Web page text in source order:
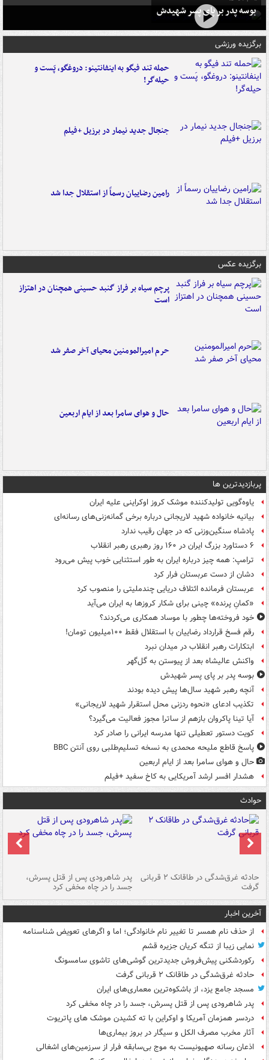
بوسه‌ پدر بر پای پسر شهیدش
برگزیده ورزشی
حمله تند فیگو به اینفانتینو: دروغگو، پَست‌ و
حیله‌گر!
جنجال جدید نیمار در برزیل +فیلم
رامین رضاییان رسماً از استقلال جدا شد
برگزیده عکس
پرچم سیاه بر فراز گنبد حسینی همچنان در اهتزاز
است
حرم امیرالمومنین محیای آخر صفر شد
حال و هوای سامرا بعد از ایام اربعین
پربازدیدترین ها
یاوه‌گویی تولیدکننده موشک کروز اوکراینی علیه ایران
بیانیه خانواده شهید لاریجانی درباره برخی گمانه‌زنی‌های رسانه‌ای
پادشاه سنگین‌وزنی که در جهان رقیب ندارد
۶ دستاورد بزرگ ایران در ۱۶۰ روز رهبری رهبر انقلاب
ترامپ: همه چیز درباره ایران به طور استثنایی خوب پیش می‌رود
دشان از دست عربستان فرار کرد
عربستان فرمانده ائتلاف دریایی چندملیتی را منصوب کرد
«کمانِ پرنده» چینی برای شکار کروزها به ایران می‌آید
خود فروخته‌ها چطور با موساد همکاری می‌کردند؟
رقم فسخ قرارداد رضاییان با استقلال فقط ۱۰۰میلیون تومان!
ابتکارات رهبر انقلاب در میدان نبرد
واکنش عالیشاه بعد از پیوستن به گل‌گهر
بوسه‌ پدر بر پای پسر شهیدش
آنچه رهبر شهید سال‌ها پیش دیده بودند
تکذیب ادعای «نحوه ردزنی محل استقرار شهید لاریجانی»
آیا تینا پاکروان بازهم از ساترا مجوز فعالیت می‌گیرد؟
کویت دستور تعطیلی تنها مدرسه ایرانی را صادر کرد
پاسخ قاطع ملیحه محمدی به نسخه تسلیم‌طلبی روی آنتن BBC
حال و هوای سامرا بعد از ایام اربعین
هشدار افسر ارشد آمریکایی به کاخ سفید +فیلم
حوادث
حادثه غرق‌شدگی در طاقانک ۲ قربانی
گرفت
پدر شاهرودی پس از قتل پسرش،
جسد را در چاه مخفی کرد
آخرین اخبار
از حذف نام همسر تا تغییر نام خانوادگی؛ اما و اگرهای تعویض شناسنامه
نمایی زیبا از تنگه کریان جزیره قشم
رکوردشکنی پیش‌فروش جدیدترین گوشی‌های تاشوی سامسونگ
حادثه غرق‌شدگی در طاقانک ۲ قربانی گرفت
مسجد جامع یزد، از باشکوه‌ترین معماری‌های ایران
پدر شاهرودی پس از قتل پسرش، جسد را در چاه مخفی کرد
دردسر همزمان آمریکا و اوکراین با ته کشیدن موشک های پاتریوت
آثار مخرب مصرف الکل و سیگار در بروز بیماری‌ها
اذعان رسانه صهیونیست به موج بی‌سابقه فرار از سرزمین‌های اشغالی